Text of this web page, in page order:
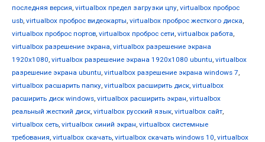
последняя версия, virtualbox предел загрузки цпу, virtualbox проброс
usb, virtualbox проброс видеокарты, virtualbox проброс жесткого диска,
virtualbox проброс портов, virtualbox проброс сети, virtualbox работа,
virtualbox разрешение экрана, virtualbox разрешение экрана
1920x1080, virtualbox разрешение экрана 1920x1080 ubuntu, virtualbox
разрешение экрана ubuntu, virtualbox разрешение экрана windows 7,
virtualbox расшарить папку, virtualbox расширить диск, virtualbox
расширить диск windows, virtualbox расширить экран, virtualbox
реальный жесткий диск, virtualbox русский язык, virtualbox сайт,
virtualbox сеть, virtualbox синий экран, virtualbox системные
требования, virtualbox скачать, virtualbox скачать windows 10, virtualbox